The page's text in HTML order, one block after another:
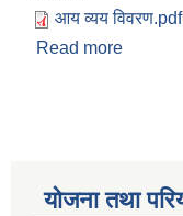
आय व्यय विवरण.pdf
Read more
योजना तथा